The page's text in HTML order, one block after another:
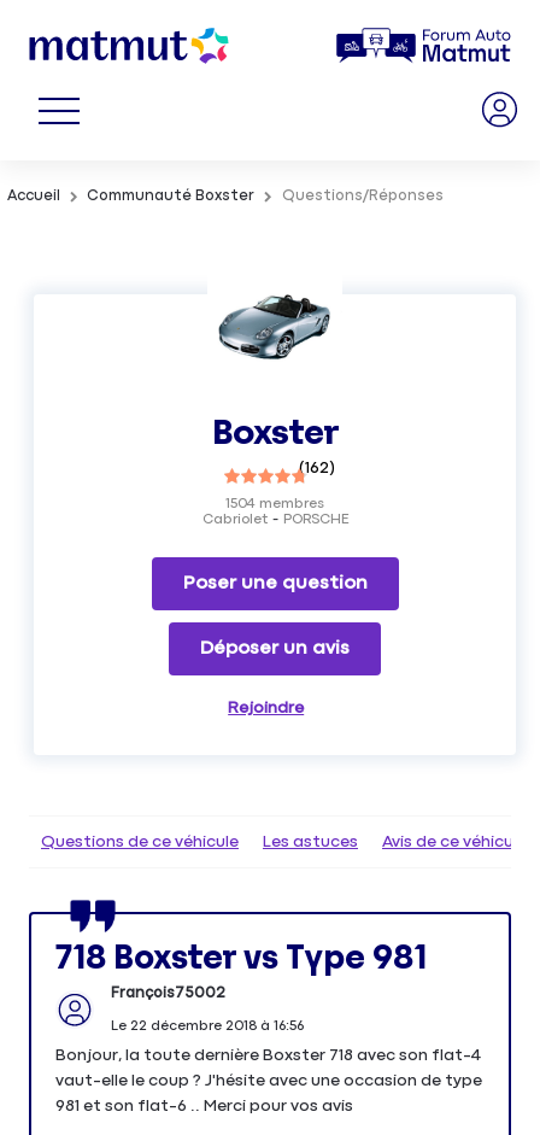
Accueil Communauté Boxster Questions/Réponses
Boxster
(162)
Cabriolet PORSCHE
1504 membres
Poser une question
Déposer un avis
Rejoindre
Questions de ce véhicule Les astuces Avis de ce véhicule
718 Boxster vs Type 981
François75002
Le 22 décembre 2018à 16:56
Bonjour, la toute dernière Boxster 718 avec son flat-4
vaut-elle le coup ? J'hésite avec une occasion de type
981 et son flat-6 .. Merci pour vos avis